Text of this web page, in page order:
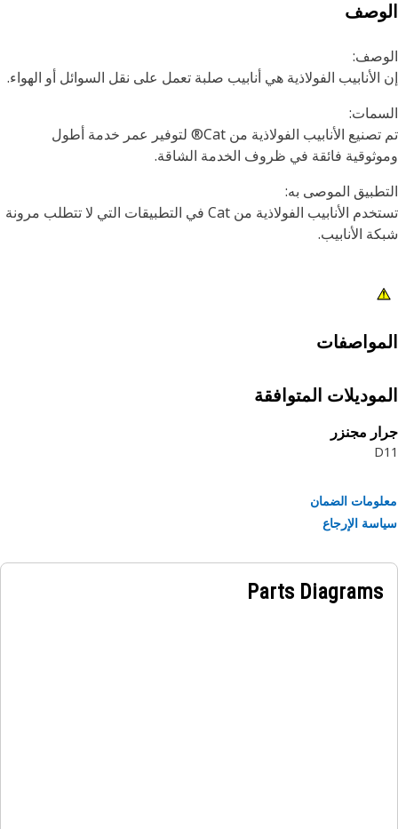
الفولاذية هي أنابيب صلبة تعمل على نقل السوائل أو الهواء.
تم تصنيع الأنابيب الفولاذية من Cat® لتوفير عمر خدمة أطول
فائقة في ظروف الخدمة الشاقة.
الموصى به:
تستخدم الأنابيب الفولاذية من Cat في التطبيقات التي لا تتطلب مرونة
الأنابيب.
المتوافقة
مجنزر
الضمان
الإرجاع
Parts Diagrams